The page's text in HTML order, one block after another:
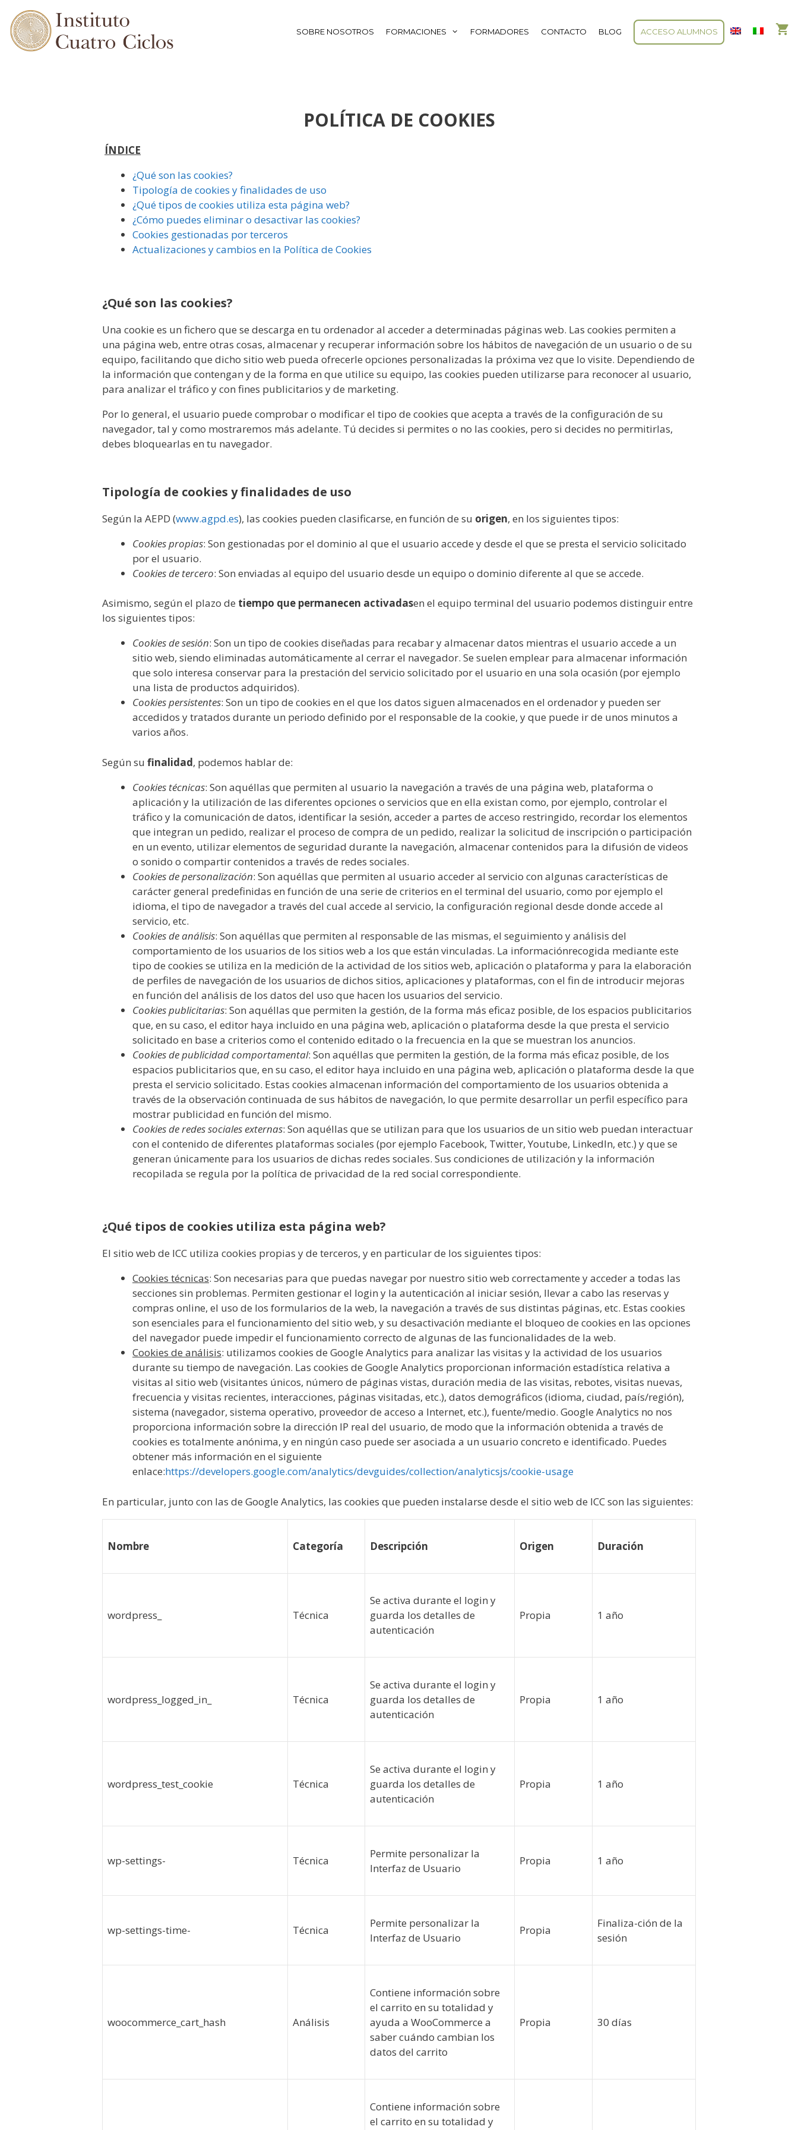
Saltar
contenido
SOBRE NOSOTROS FORMACIONES FORMADORES CONTACTO BLOG ACCESO ALUMNOS
POLÍTICA DE COOKIES
ÍNDICE
¿Qué son las cookies?
Tipología de cookies y finalidades de uso
¿Qué tipos de cookies utiliza esta página web?
¿Cómo puedes eliminar o desactivar las cookies?
Cookies gestionadas por terceros
Actualizaciones y cambios en la Política de Cookies
¿Qué son las cookies?
Una cookie es un fichero que se descarga en tu ordenador al acceder a determinadas páginas web. Las cookies permiten a
una página web, entre otras cosas, almacenar y recuperar información sobre los hábitos de navegación de un usuario o de su
equipo, facilitando que dicho sitio web pueda ofrecerle opciones personalizadas la próxima vez que lo visite. Dependiendo de
la información que contengan y de la forma en que utilice su equipo, las cookies pueden utilizarse para reconocer al usuario,
para analizar el tráfico y con fines publicitarios y de marketing.
Por lo general, el usuario puede comprobar o modificar el tipo de cookies que acepta a través de la configuración de su
navegador, tal y como mostraremos más adelante. Tú decides si permites o no las cookies, pero si decides no permitirlas,
debes bloquearlas en tu navegador.
Tipología de cookies y finalidades de uso
Según la AEPD (www.agpd.es), las cookies pueden clasificarse, en función de su origen, en los siguientes tipos:
Cookies propias: Son gestionadas por el dominio al que el usuario accede y desde el que se presta el servicio solicitado
por el usuario.
Cookies de tercero: Son enviadas al equipo del usuario desde un equipo o dominio diferente al que se accede.
Asimismo, según el plazo de tiempo que permanecen activadasen el equipo terminal del usuario podemos distinguir entre
los siguientes tipos:
Cookies de sesión: Son un tipo de cookies diseñadas para recabar y almacenar datos mientras el usuario accede a un
sitio web, siendo eliminadas automáticamente al cerrar el navegador. Se suelen emplear para almacenar información
que solo interesa conservar para la prestación del servicio solicitado por el usuario en una sola ocasión (por ejemplo
una lista de productos adquiridos).
Cookies persistentes: Son un tipo de cookies en el que los datos siguen almacenados en el ordenador y pueden ser
accedidos y tratados durante un periodo definido por el responsable de la cookie, y que puede ir de unos minutos a
varios años.
Según su finalidad, podemos hablar de:
Cookies técnicas: Son aquéllas que permiten al usuario la navegación a través de una página web, plataforma o
aplicación y la utilización de las diferentes opciones o servicios que en ella existan como, por ejemplo, controlar el
tráfico y la comunicación de datos, identificar la sesión, acceder a partes de acceso restringido, recordar los elementos
que integran un pedido, realizar el proceso de compra de un pedido, realizar la solicitud de inscripción o participación
en un evento, utilizar elementos de seguridad durante la navegación, almacenar contenidos para la difusión de videos
o sonido o compartir contenidos a través de redes sociales.
Cookies de personalización: Son aquéllas que permiten al usuario acceder al servicio con algunas características de
carácter general predefinidas en función de una serie de criterios en el terminal del usuario, como por ejemplo el
idioma, el tipo de navegador a través del cual accede al servicio, la configuración regional desde donde accede al
servicio, etc.
Cookies de análisis: Son aquéllas que permiten al responsable de las mismas, el seguimiento y análisis del
comportamiento de los usuarios de los sitios web a los que están vinculadas. La informaciónrecogida mediante este
tipo de cookies se utiliza en la medición de la actividad de los sitios web, aplicación o plataforma y para la elaboración
de perfiles de navegación de los usuarios de dichos sitios, aplicaciones y plataformas, con el fin de introducir mejoras
en función del análisis de los datos del uso que hacen los usuarios del servicio.
Cookies publicitarias: Son aquéllas que permiten la gestión, de la forma más eficaz posible, de los espacios publicitarios
que, en su caso, el editor haya incluido en una página web, aplicación o plataforma desde la que presta el servicio
solicitado en base a criterios como el contenido editado o la frecuencia en la que se muestran los anuncios.
Cookies de publicidad comportamental: Son aquéllas que permiten la gestión, de la forma más eficaz posible, de los
espacios publicitarios que, en su caso, el editor haya incluido en una página web, aplicación o plataforma desde la que
presta el servicio solicitado. Estas cookies almacenan información del comportamiento de los usuarios obtenida a
través de la observación continuada de sus hábitos de navegación, lo que permite desarrollar un perfil específico para
mostrar publicidad en función del mismo.
Cookies de redes sociales externas: Son aquéllas que se utilizan para que los usuarios de un sitio web puedan interactuar
con el contenido de diferentes plataformas sociales (por ejemplo Facebook, Twitter, Youtube, LinkedIn, etc.) y que se
generan únicamente para los usuarios de dichas redes sociales. Sus condiciones de utilización y la información
recopilada se regula por la política de privacidad de la red social correspondiente.
¿Qué tipos de cookies utiliza esta página web?
El sitio web de ICC utiliza cookies propias y de terceros, y en particular de los siguientes tipos:
Cookies técnicas: Son necesarias para que puedas navegar por nuestro sitio web correctamente y acceder a todas las
secciones sin problemas. Permiten gestionar el login y la autenticación al iniciar sesión, llevar a cabo las reservas y
compras online, el uso de los formularios de la web, la navegación a través de sus distintas páginas, etc. Estas cookies
son esenciales para el funcionamiento del sitio web, y su desactivación mediante el bloqueo de cookies en las opciones
del navegador puede impedir el funcionamiento correcto de algunas de las funcionalidades de la web.
Cookies de análisis: utilizamos cookies de Google Analytics para analizar las visitas y la actividad de los usuarios
durante su tiempo de navegación. Las cookies de Google Analytics proporcionan información estadística relativa a
visitas al sitio web (visitantes únicos, número de páginas vistas, duración media de las visitas, rebotes, visitas nuevas,
frecuencia y visitas recientes, interacciones, páginas visitadas, etc.), datos demográficos (idioma, ciudad, país/región),
sistema (navegador, sistema operativo, proveedor de acceso a Internet, etc.), fuente/medio. Google Analytics no nos
proporciona información sobre la dirección IP real del usuario, de modo que la información obtenida a través de
cookies es totalmente anónima, y en ningún caso puede ser asociada a un usuario concreto e identificado. Puedes
obtener más información en el siguiente
enlace:https://developers.google.com/analytics/devguides/collection/analyticsjs/cookie-usage
En particular, junto con las de Google Analytics, las cookies que pueden instalarse desde el sitio web de ICC son las siguientes:
Nombre Categoría Descripción Origen Duración
wordpress_ Técnica
Se activa durante el login y
guarda los detalles de
autenticación
Propia 1 año
wordpress_logged_in_ Técnica
Se activa durante el login y
guarda los detalles de
autenticación
Propia 1 año
wordpress_test_cookie Técnica
Se activa durante el login y
guarda los detalles de
autenticación
Propia 1 año
wp-settings- Técnica
Permite personalizar la
Interfaz de Usuario
Propia 1 año
wp-settings-time- Técnica
Permite personalizar la
Interfaz de Usuario
Propia
Finaliza-ción de la
sesión
woocommerce_cart_hash Análisis
Contiene información sobre
el carrito en su totalidad y
ayuda a WooCommerce a
saber cuándo cambian los
datos del carrito
Propia 30 días
Contiene información sobre
el carrito en su totalidad y